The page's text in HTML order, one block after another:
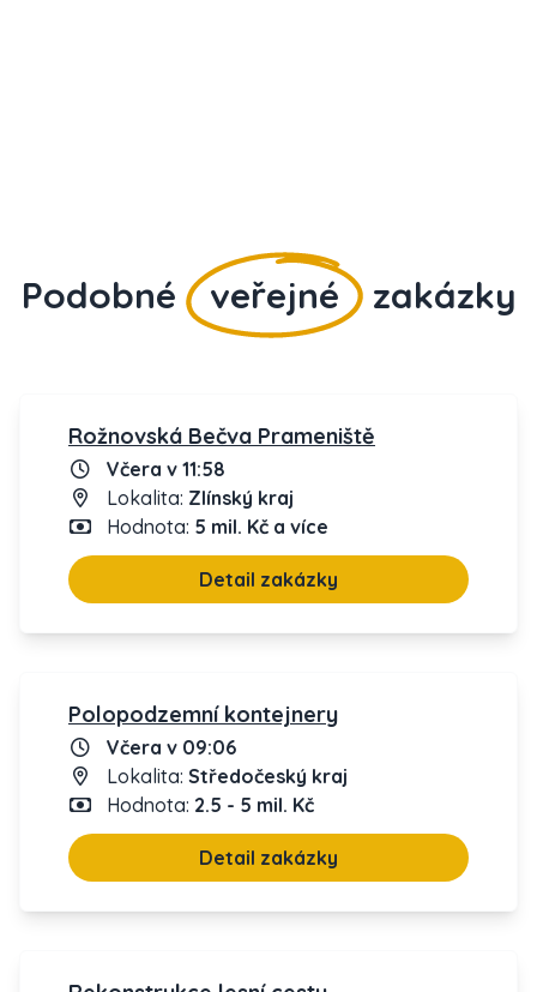
Podobné veřejné zakázky
Rožnovská Bečva Prameniště
Včera v 11:58
Lokalita: Zlínský kraj
Hodnota: 5 mil. Kč a více
Detail zakázky
Polopodzemní kontejnery
Včera v 09:06
Lokalita: Středočeský kraj
Hodnota: 2.5 - 5 mil. Kč
Detail zakázky